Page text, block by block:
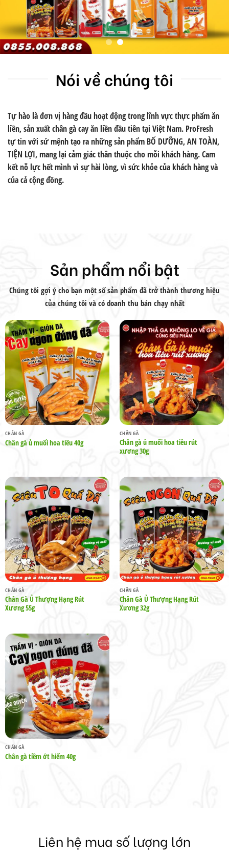
Nói về chúng tôi
Tự hào là đơn vị hàng đầu hoạt động trong lĩnh vực thực phẩm ăn
liền, sản xuất chân gà cay ăn liền đầu tiên tại Việt Nam. ProFresh
tự tin với sứ mệnh tạo ra những sản phẩm BỔ DƯỠNG, AN TOÀN,
TIỆN LỢI, mang lại cảm giác thân thuộc cho mỗi khách hàng. Cam
kết nỗ lực hết mình vì sự hài lòng, vì sức khỏe của khách hàng và
của cả cộng đồng.
Sản phẩm nổi bật
Chúng tôi gợi ý cho bạn một số sản phẩm đã trở thành thương hiệu
của chúng tôi và có doanh thu bán chạy nhất
CHÂN GÀ
Chân gà ủ muối hoa tiêu 40g
CHÂN GÀ
Chân gà ủ muối hoa tiêu rút
xương 30g
CHÂN GÀ
Chân Gà Ủ Thượng Hạng Rút
Xương 55g
CHÂN GÀ
Chân Gà Ủ Thượng Hạng Rút
Xương 32g
CHÂN GÀ
Chân gà tiềm ớt hiểm 40g
Liên hệ mua số lượng lớn